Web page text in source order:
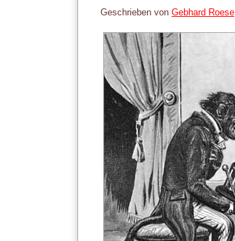
Geschrieben von Gebhard Roese